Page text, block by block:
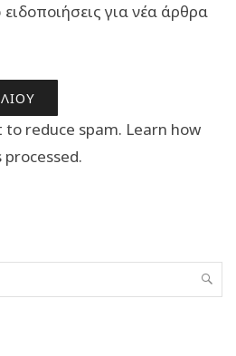
για νέα άρθρα
to reduce spam. Learn how